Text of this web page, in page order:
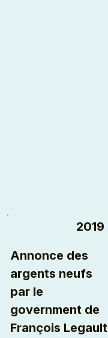
2019
Annonce des
argents neufs
par le
government de
François Legault